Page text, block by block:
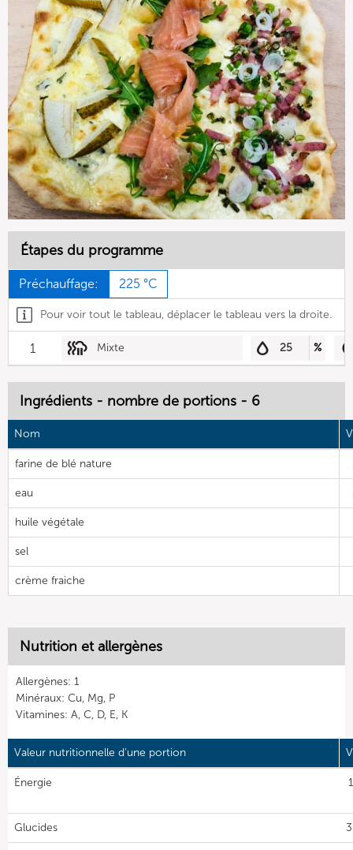
Étapes du programme
Préchauffage: 225 °C
Pour voir tout le tableau, déplacer le tableau vers la droite.
1 Mixte 25 %
Ingrédients - nombre de portions - 6
Nom
farine de blé nature
eau
huile végétale
sel
crème fraiche
Nutrition et allergènes
Allergènes: 1
Minéraux: Cu, Mg, P
Vitamines: A, C, D, E, K
Valeur nutritionnelle d'une portion
Énergie
Glucides